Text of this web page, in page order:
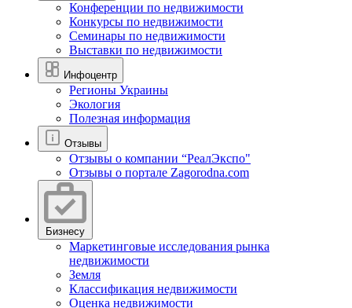
Конференции по недвижимости
Конкурсы по недвижимости
Семинары по недвижимости
Выставки по недвижимости
Инфоцентр
Регионы Украины
Экология
Полезная информация
Отзывы
Отзывы о компании “РеалЭкспо"
Отзывы о портале Zagorodna.com
Бизнесу
Маркетинговые исследования рынка
недвижимости
Земля
Классификация недвижимости
Оценка недвижимости